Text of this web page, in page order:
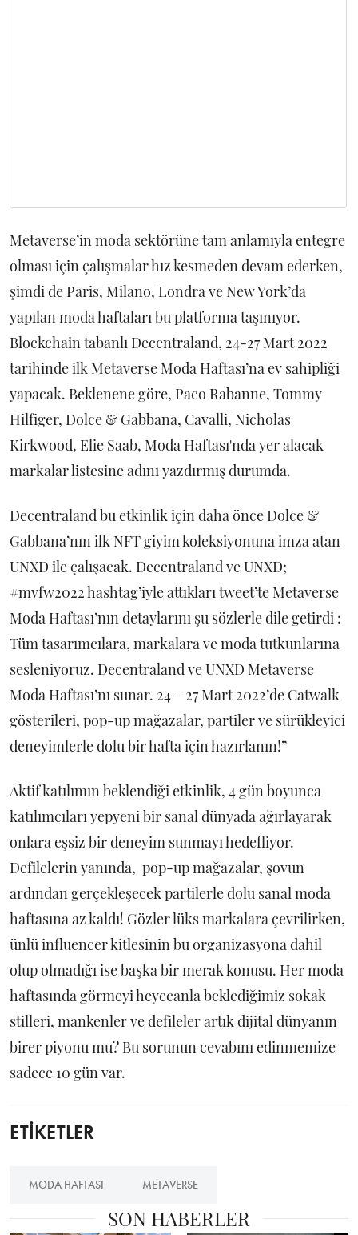
Metaverse’in moda sektörüne tam anlamıyla entegre
olması için çalışmalar hız kesmeden devam ederken,
şimdi de Paris, Milano, Londra ve New York’da
yapılan moda haftaları bu platforma taşınıyor.
Blockchain tabanlı Decentraland, 24-27 Mart 2022
tarihinde ilk Metaverse Moda Haftası’na ev sahipliği
yapacak. Beklenene göre, Paco Rabanne, Tommy
Hilfiger, Dolce & Gabbana, Cavalli, Nicholas
Kirkwood, Elie Saab, Moda Haftası'nda yer alacak
markalar listesine adını yazdırmış durumda.
Decentraland bu etkinlik için daha önce Dolce &
Gabbana’nın ilk NFT giyim koleksiyonuna imza atan
UNXD ile çalışacak. Decentraland ve UNXD;
#mvfw2022 hashtag’iyle attıkları tweet’te Metaverse
Moda Haftası’nın detaylarını şu sözlerle dile getirdi :
Tüm tasarımcılara, markalara ve moda tutkunlarına
sesleniyoruz. Decentraland ve UNXD Metaverse
Moda Haftası’nı sunar. 24 – 27 Mart 2022’de Catwalk
gösterileri, pop-up mağazalar, partiler ve sürükleyici
deneyimlerle dolu bir hafta için hazırlanın!”
Aktif katılımın beklendiği etkinlik, 4 gün boyunca
katılımcıları yepyeni bir sanal dünyada ağırlayarak
onlara eşsiz bir deneyim sunmayı hedefliyor.
Defilelerin yanında, pop-up mağazalar, şovun
ardından gerçekleşecek partilerle dolu sanal moda
haftasına az kaldı! Gözler lüks markalara çevrilirken,
ünlü influencer kitlesinin bu organizasyona dahil
olup olmadığı ise başka bir merak konusu. Her moda
haftasında görmeyi heyecanla beklediğimiz sokak
stilleri, mankenler ve defileler artık dijital dünyanın
birer piyonu mu? Bu sorunun cevabını edinmemize
sadece 10 gün var.
ETİKETLER
MODA HAFTASI METAVERSE
SON HABERLER